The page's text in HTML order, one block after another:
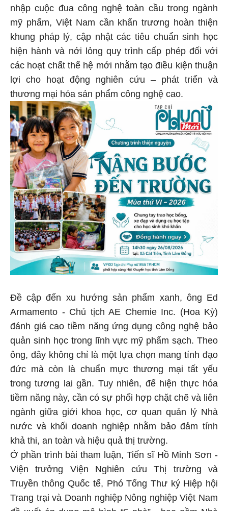
nhập cuộc đua công nghệ toàn cầu trong ngành
mỹ phẩm, Việt Nam cần khẩn trương hoàn thiện
khung pháp lý, cập nhật các tiêu chuẩn sinh học
hiện hành và nới lỏng quy trình cấp phép đối với
các hoạt chất thế hệ mới nhằm tạo điều kiện thuận
lợi cho hoạt động nghiên cứu – phát triển và
thương mại hóa sản phẩm công nghệ cao.
Đề cập đến xu hướng sản phẩm xanh, ông Ed
Armamento - Chủ tịch AE Chemie Inc. (Hoa Kỳ)
đánh giá cao tiềm năng ứng dụng công nghệ bảo
quản sinh học trong lĩnh vực mỹ phẩm sạch. Theo
ông, đây không chỉ là một lựa chọn mang tính đạo
đức mà còn là chuẩn mực thương mại tất yếu
trong tương lai gần. Tuy nhiên, để hiện thực hóa
tiềm năng này, cần có sự phối hợp chặt chẽ và liên
ngành giữa giới khoa học, cơ quan quản lý Nhà
nước và khối doanh nghiệp nhằm bảo đảm tính
khả thi, an toàn và hiệu quả thị trường.
Ở phần trình bài tham luận, Tiến sĩ Hồ Minh Sơn -
Viện trưởng Viện Nghiên cứu Thị trường và
Truyền thông Quốc tế, Phó Tổng Thư ký Hiệp hội
Trang trại và Doanh nghiệp Nông nghiệp Việt Nam